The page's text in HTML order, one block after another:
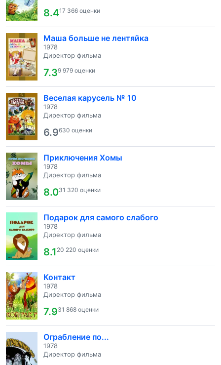
8.417 366 оценки
Маша больше не лентяйка
1978
Директор фильма
7.39 979 оценки
Веселая карусель № 10
1978
Директор фильма
6.9630 оценки
Приключения Хомы
1978
Директор фильма
8.031 320 оценки
Подарок для самого слабого
1978
Директор фильма
8.1 20 220 оценки
Контакт
1978
Директор фильма
7.931 868 оценки
Ограбление по...
1978
Директор фильма